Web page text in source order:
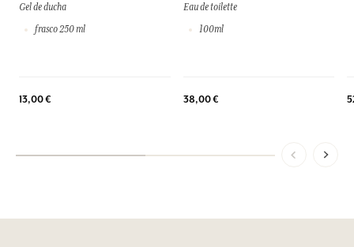
Gel de ducha
frasco 250 ml
13,00 €
Eau de toilette
100ml
38,00 €